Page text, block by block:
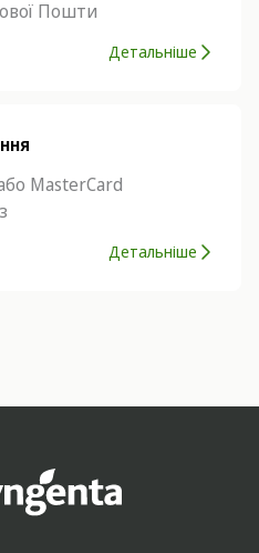
Пошти
Детальніше
MasterCard
Детальніше